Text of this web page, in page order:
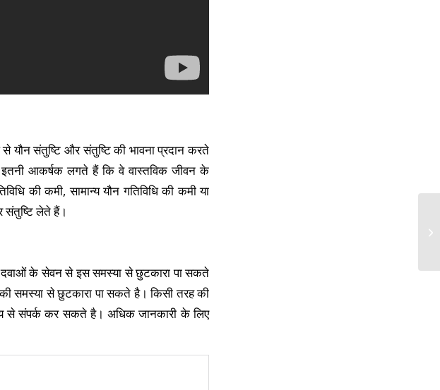
से यौन संतुष्टि और संतुष्टि की भावना प्रदान करते
इतनी आकर्षक लगते हैं कि वे वास्तविक जीवन के
की कमी, सामान्य यौन गतिविधि की कमी या
लेते हैं।
के सेवन से इस समस्या से छुटकारा पा सकते
समस्या से छुटकारा पा सकते है। किसी तरह की
से संपर्क कर सकते है। अधिक जानकारी के लिए